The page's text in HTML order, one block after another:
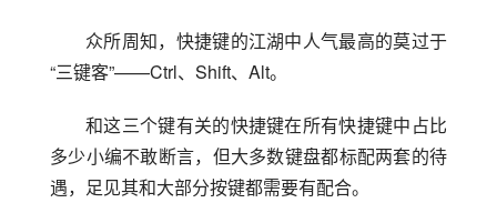
众所周知，快捷键的江湖中人气最高的莫过于
“三键客”——Ctrl、Shift、Alt。
和这三个键有关的快捷键在所有快捷键中占比
多少小编不敢断言，但大多数键盘都标配两套的待
遇，足见其和大部分按键都需要有配合。